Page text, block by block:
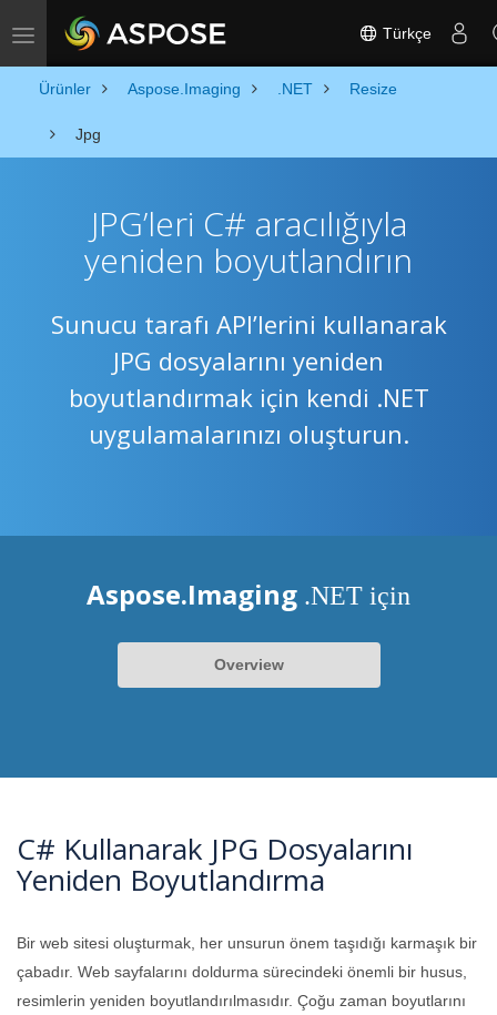
Toggle navigation Türkçe
Ürünler Aspose.Imaging .NET Resize
Jpg
JPG’leri C# aracılığıyla
yeniden boyutlandırın
Sunucu tarafı API’lerini kullanarak
JPG dosyalarını yeniden
boyutlandırmak için kendi .NET
uygulamalarınızı oluşturun.
Aspose.Imaging .NET için
Overview
C# Kullanarak JPG Dosyalarını
Yeniden Boyutlandırma
Bir web sitesi oluşturmak, her unsurun önem taşıdığı karmaşık bir
çabadır. Web sayfalarını doldurma sürecindeki önemli bir husus,
resimlerin yeniden boyutlandırılmasıdır. Çoğu zaman boyutlarını